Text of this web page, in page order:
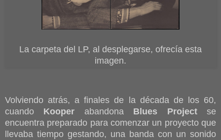
La carpeta del LP, al desplegarse, ofrecía esta
imagen.
Volviendo atrás, a finales de la década de los 60,
cuando Kooper abandona Blues Projectse
encuentra preparado para comenzar un proyecto que
llevaba tiempo gestando, una banda con un sonido